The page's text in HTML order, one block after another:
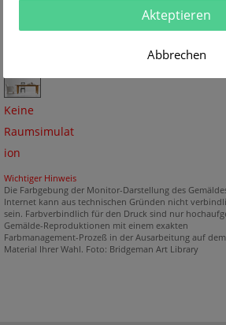
Keine
Raumsimulat
ion
Wichtiger Hinweis
Die Farbgebung der Monitor-Darstellung des
Internet kann aus technischen Gründen nicht
sein. Farbverbindlich für den Druck sind nur
Gemälde-Reproduktionen mit einem exakten
Farbmanagement-Prozeß in der Ausarbeitung auf dem
Material Ihrer Wahl. Foto: Bridgeman Art Library
Akteptieren
Abbrechen